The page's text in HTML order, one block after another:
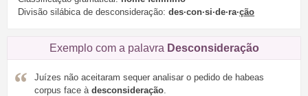
Divisão silábica de desconsideração: des·con·si·de·ra·ção
Exemplo com a palavra Desconsideração
Juízes não aceitaram sequer analisar o pedido de habeas
corpus face à desconsideração.